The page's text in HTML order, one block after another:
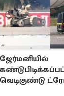
ஜேர்மனியில்
வெடிகுண்டு